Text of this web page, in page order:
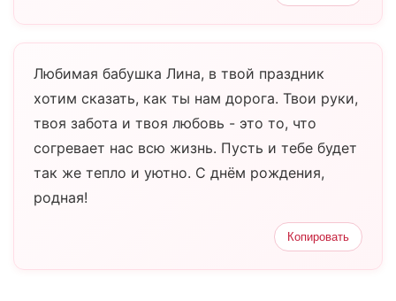
Любимая бабушка Лина, в твой праздник
хотим сказать, как ты нам дорога. Твои руки,
твоя забота и твоя любовь - это то, что
согревает нас всю жизнь. Пусть и тебе будет
так же тепло и уютно. С днём рождения,
родная!
Копировать